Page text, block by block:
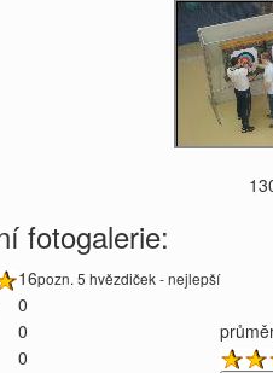
fotogalerie:
16pozn. 5 hvězdiček - nejlepší
0
0
0